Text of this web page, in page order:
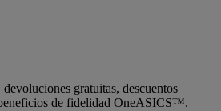
gratuitas, descuentos
de fidelidad OneASICS™.